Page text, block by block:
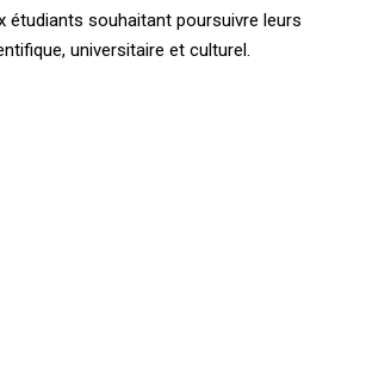
souhaitant poursuivre leurs
universitaire et culturel.